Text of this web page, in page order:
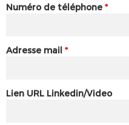
Numéro de téléphone *
Adresse mail *
Lien URL Linkedin/Video